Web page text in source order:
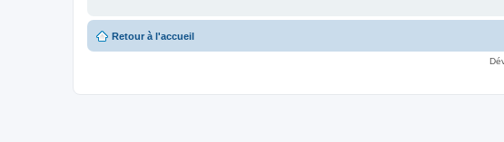
Retour à l'accueil